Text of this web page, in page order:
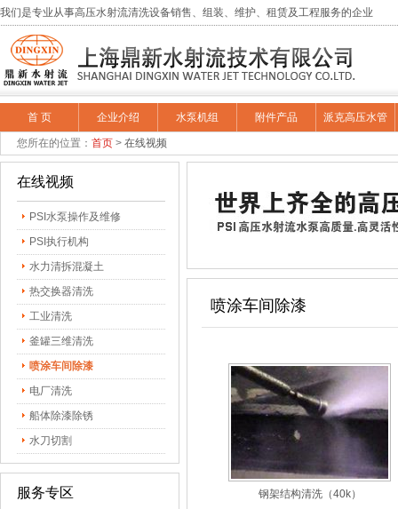
我们是专业从事高压水射流清洗设备销售、组装、维护、租赁及工程服务的企业
首 页 企业介绍 水泵机组 附件产品 派克高压水管
您所在的位置： 首页 > 在线视频
在线视频
PSI水泵操作及维修
PSI执行机构
水力清拆混凝土
热交换器清洗
工业清洗
釜罐三维清洗
喷涂车间除漆
电厂清洗
船体除漆除锈
水刀切割
服务专区
喷涂车间除漆
钢架结构清洗（40k）